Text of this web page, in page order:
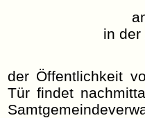
in der
der Öffentlichkeit
Tür findet